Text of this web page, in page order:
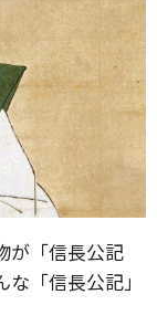
が「信長公記
「信長公記」